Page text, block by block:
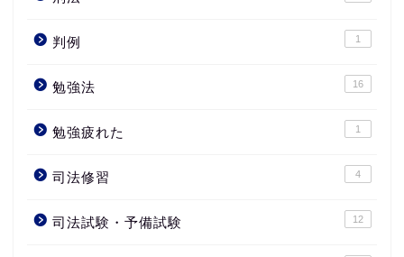
判例 1
勉強法 16
勉強疲れた 1
司法修習 4
司法試験・予備試験 12